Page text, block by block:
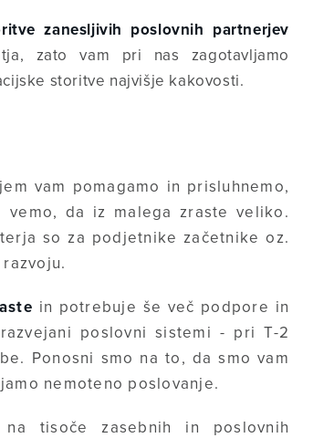
zanesljivih poslovnih partnerjev
zato vam pri nas zagotavljamo
storitve najvišje kakovosti.
vam pomagamo in prisluhnemo,
da iz malega zraste veliko.
so za podjetnike začetnike oz.
in potrebuje še več podpore in
poslovni sistemi - pri T-2
Ponosni smo na to, da smo vam
nemoteno poslovanje.
tisoče zasebnih in poslovnih